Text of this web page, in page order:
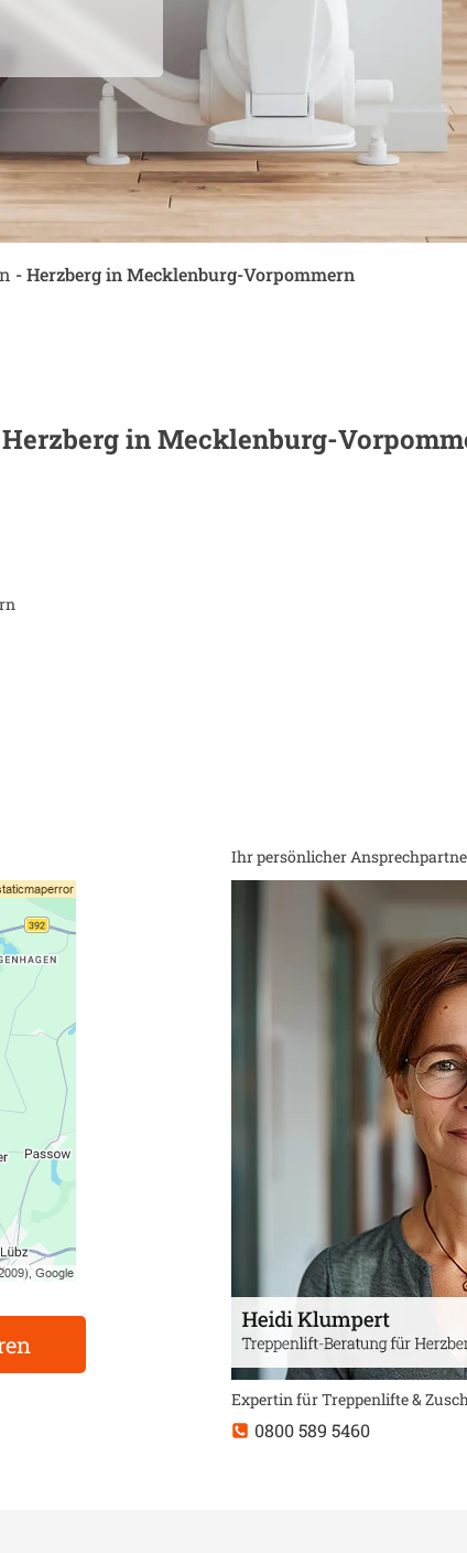
-Herzberg in Mecklenburg-Vorpommern
Herzberg in Mecklenburg-
Ihr persönlicher
Expertin für Treppenlifte &
0800 589 5460